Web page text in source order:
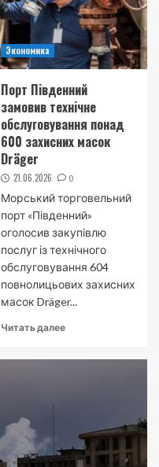
Экономика
Порт Південний
замовив технічне
обслуговування понад
600 захисних масок
Dräger
21.06.2026 0
Морський торговельний
порт «Південний»
оголосив закупівлю
послуг із технічного
обслуговування 604
повнолицьових захисних
масок Dräger...
Читать далее